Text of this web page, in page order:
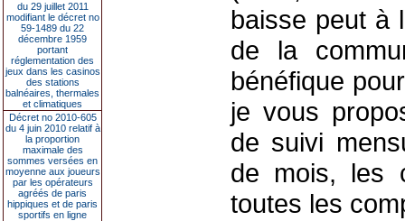
du 29 juillet 2011
modifiant le décret no
59-1489 du 22
décembre 1959
portant
réglementation des
jeux dans les casinos
des stations
balnéaires, thermales
et climatiques
Décret no 2010-605
du 4 juin 2010 relatif à
la proportion
maximale des
sommes versées en
moyenne aux joueurs
par les opérateurs
agréés de paris
hippiques et de paris
sportifs en ligne
baisse peut à
de la
bénéfique
je vous
de suivi
de mois, les
toutes les